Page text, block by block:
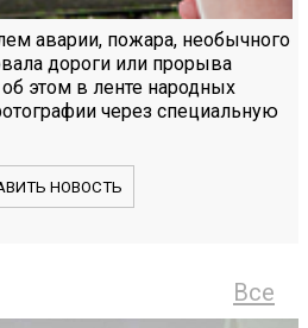
аварии, пожара, необычного
дороги или прорыва
этом в ленте народных
через специальную
НОВОСТЬ
Все